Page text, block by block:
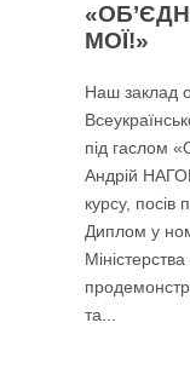
МОЇ!»
Наш заклад
під гаслом
Андрій
курсу, посів
Диплом у
та...